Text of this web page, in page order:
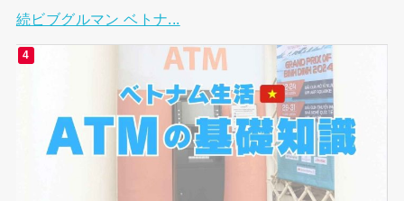
続ビブグルマン ベトナ...